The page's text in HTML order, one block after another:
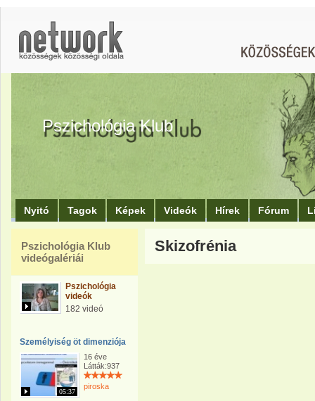
Pszichológia Klub
Nyitó Tagok Képek Videók Hírek Fórum
Pszichológia Klub
videógalériái
Pszichológia
videók
182 videó
Személyiség öt dimenziója
05:37
16 éve
Látták:937
piroska
Skizofrénia